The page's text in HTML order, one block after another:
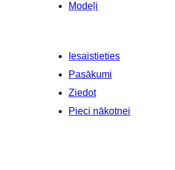
Modeļi
Iesaistieties
Pasākumi
Ziedot
Pieci nākotnei